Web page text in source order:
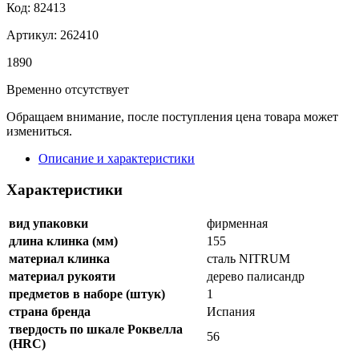
Код: 82413
Артикул: 262410
1890
Временно отсутствует
Обращаем внимание, после поступления цена товара может
измениться.
Описание и характеристики
Характеристики
вид упаковки
фирменная
длина клинка (мм)
155
материал клинка
сталь NITRUM
материал рукояти
дерево палисандр
предметов в наборе (штук)
1
страна бренда
Испания
твердость по шкале Роквелла
(HRC)
56